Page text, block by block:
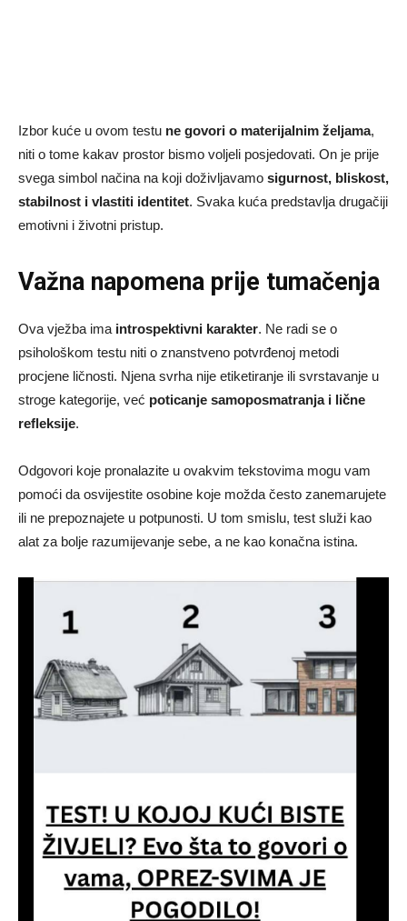
Izbor kuće u ovom testu ne govori o materijalnim željama,
niti o tome kakav prostor bismo voljeli posjedovati. On je prije
svega simbol načina na koji doživljavamo sigurnost, bliskost,
stabilnost i vlastiti identitet. Svaka kuća predstavlja drugačiji
emotivni i životni pristup.
Važna napomena prije tumačenja
Ova vježba ima introspektivni karakter. Ne radi se o
psihološkom testu niti o znanstveno potvrđenoj metodi
procjene ličnosti. Njena svrha nije etiketiranje ili svrstavanje u
stroge kategorije, već poticanje samoposmatranja i lične
refleksije.
Odgovori koje pronalazite u ovakvim tekstovima mogu vam
pomoći da osvijestite osobine koje možda često zanemarujete
ili ne prepoznajete u potpunosti. U tom smislu, test služi kao
alat za bolje razumijevanje sebe, a ne kao konačna istina.